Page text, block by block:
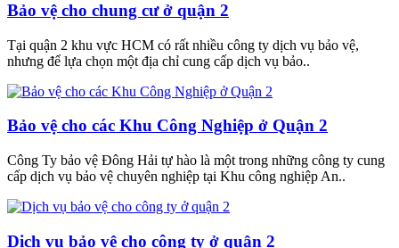
Bảo vệ cho chung cư ở quận 2
Tại quận 2 khu vực HCM có rất nhiều công ty dịch vụ bảo vệ,
nhưng để lựa chọn một địa chỉ cung cấp dịch vụ bảo..
Bảo vệ cho các Khu Công Nghiệp ở Quận 2
Công Ty bảo vệ Đông Hải tự hào là một trong những công ty cung
cấp dịch vụ bảo vệ chuyên nghiệp tại Khu công nghiệp An..
Dịch vụ bảo vệ cho công ty ở quận 2